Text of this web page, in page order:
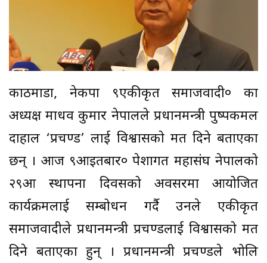
काठमाडौं, नेकपा ९एकीकृत समाजवादी० का
अध्यक्ष माधव कुमार नेपालले प्रधानमन्त्री पुष्पकमल
दाहाल ‘प्रचण्ड’ लाई विश्वासको मत दिने बताएका
छन् । आज ९आइतबार० पेशागत महासंघ नेपालको
२९औं स्थापना दिवसको अवसरमा आयोजित
कार्यक्रमलाई सम्बोधन गर्दै उनले एकीकृत
समाजवादीले प्रधानमन्त्री प्रचण्डलाई विश्वासको मत
दिने बताएका हुन् । प्रधानमन्त्री प्रचण्डले भोलि